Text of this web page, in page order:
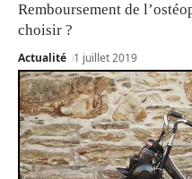
Remboursement de
choisir ?
Actualité 1 juillet 2019